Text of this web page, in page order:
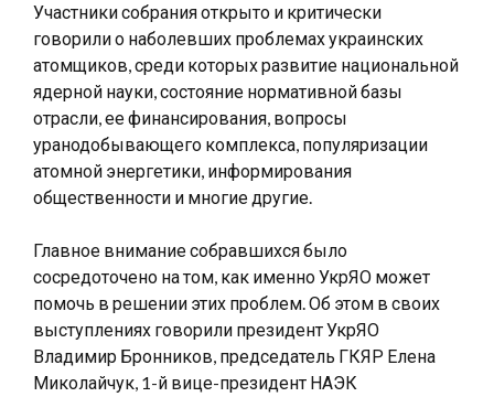
Участники собрания открыто и критически
говорили о наболевших проблемах украинских
атомщиков, среди которых развитие национальной
ядерной науки, состояние нормативной базы
отрасли, ее финансирования, вопросы
уранодобывающего комплекса, популяризации
атомной энергетики, информирования
общественности и многие другие.
Главное внимание собравшихся было
сосредоточено на том, как именно УкрЯО может
помочь в решении этих проблем. Об этом в своих
выступлениях говорили президент УкрЯО
Владимир Бронников, председатель ГКЯР Елена
Миколайчук, 1-й вице-президент НАЭК